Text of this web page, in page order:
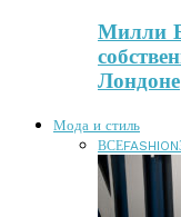
Милли
Лондоне
Мода и стиль
ВСЕFASHION